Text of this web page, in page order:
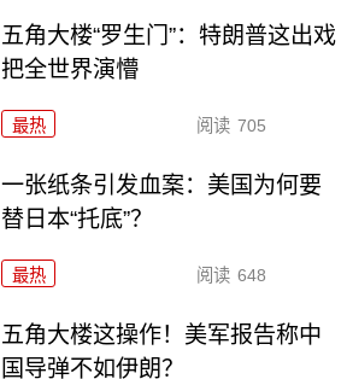
五角大楼“罗生门”：特朗普这出戏
把全世界演懵
最热 阅读 705
一张纸条引发血案：美国为何要
替日本“托底”？
最热 阅读 648
五角大楼这操作！美军报告称中
国导弹不如伊朗？